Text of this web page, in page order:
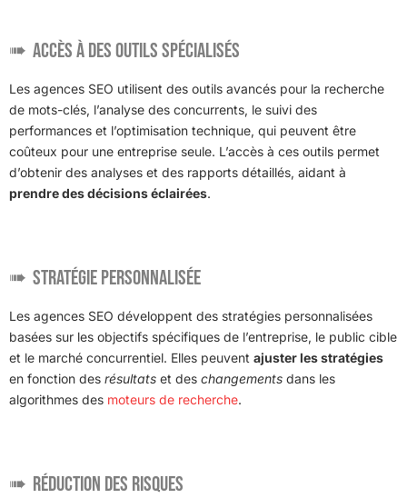
Accès à des outils spécialisés
Les agences SEO utilisent des outils avancés pour la recherche
de mots-clés, l’analyse des concurrents, le suivi des
performances et l’optimisation technique, qui peuvent être
coûteux pour une entreprise seule. L’accès à ces outils permet
d’obtenir des analyses et des rapports détaillés, aidant à
prendre des décisions éclairées.
Stratégie personnalisée
Les agences SEO développent des stratégies personnalisées
basées sur les objectifs spécifiques de l’entreprise, le public cible
et le marché concurrentiel. Elles peuvent ajuster les stratégies
en fonction des résultats et des changements dans les
algorithmes des moteurs de recherche.
Réduction des risques